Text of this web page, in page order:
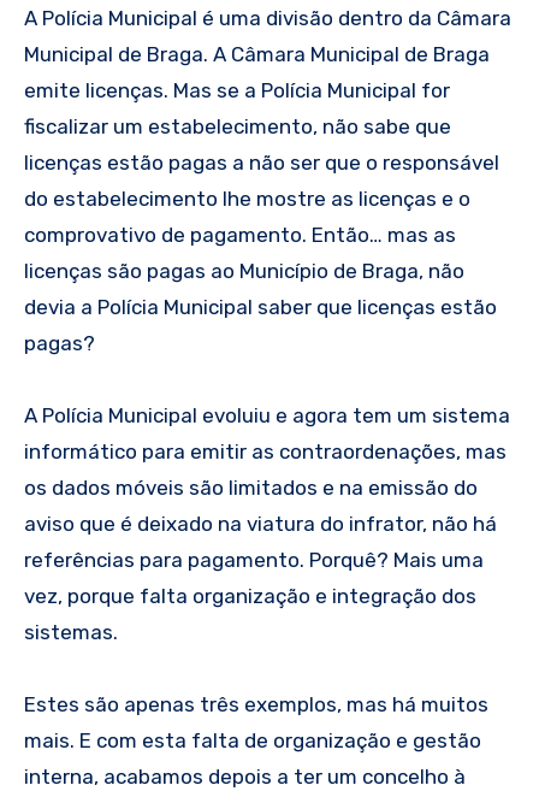
A Polícia Municipal é uma divisão dentro da Câmara
Municipal de Braga. A Câmara Municipal de Braga
emite licenças. Mas se a Polícia Municipal for
fiscalizar um estabelecimento, não sabe que
licenças estão pagas a não ser que o responsável
do estabelecimento lhe mostre as licenças e o
comprovativo de pagamento. Então… mas as
licenças são pagas ao Município de Braga, não
devia a Polícia Municipal saber que licenças estão
pagas?
A Polícia Municipal evoluiu e agora tem um sistema
informático para emitir as contraordenações, mas
os dados móveis são limitados e na emissão do
aviso que é deixado na viatura do infrator, não há
referências para pagamento. Porquê? Mais uma
vez, porque falta organização e integração dos
sistemas.
Estes são apenas três exemplos, mas há muitos
mais. E com esta falta de organização e gestão
interna, acabamos depois a ter um concelho à